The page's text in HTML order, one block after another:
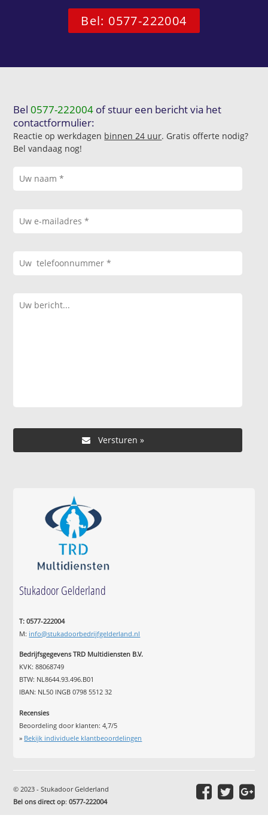
Bel: 0577-222004
Bel0577-222004 of stuur een bericht via het
contactformulier:
Reactie op werkdagen binnen 24 uur. Gratis offerte nodig?
Bel vandaag nog!
Stukadoor Gelderland
T: 0577-222004
M: info@stukadoorbedrijfgelderland.nl
Bedrijfsgegevens TRD Multidiensten B.V.
KVK: 88068749
BTW: NL8644.93.496.B01
IBAN: NL50 INGB 0798 5512 32
Recensies
Beoordeling door klanten:4,7/5
» Bekijk individuele klantbeoordelingen
© 2023 - Stukadoor Gelderland
Bel ons direct op:0577-222004